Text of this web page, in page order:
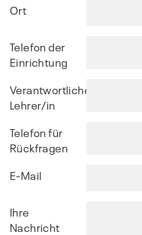
Ort
Telefon der
Einrichtung
Verantwortliche/r
Lehrer/in
Telefon für
Rückfragen
E-Mail
Ihre
Nachricht